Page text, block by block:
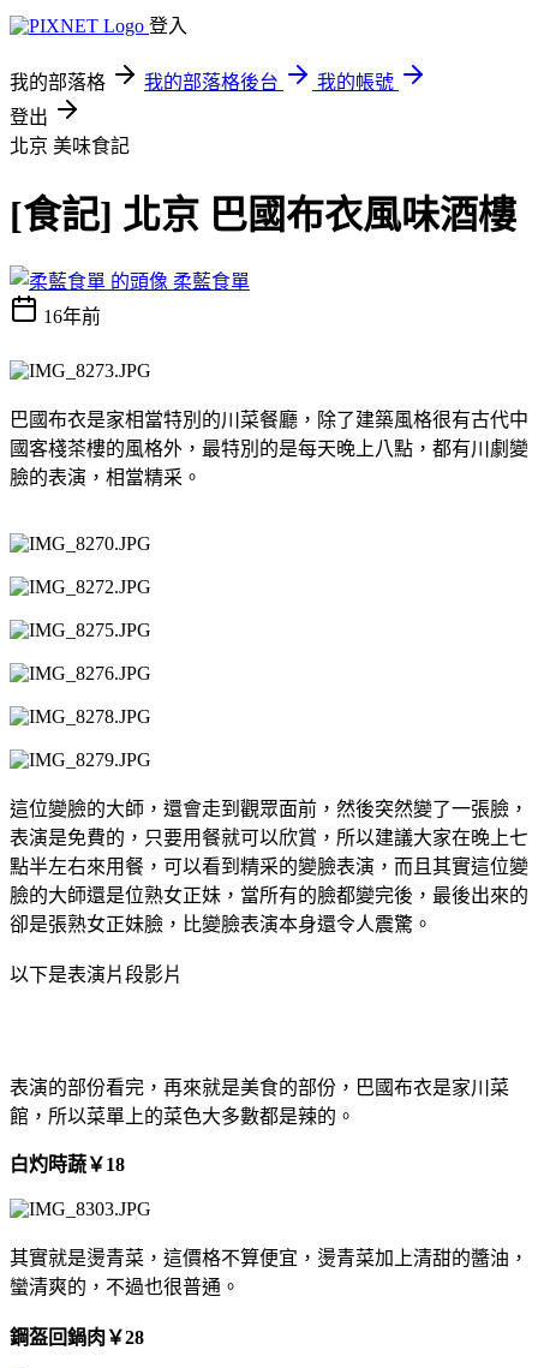
登入
我的部落格 我的部落格後台
我的帳號
登出
北京 美味食記
[食記] 北京 巴國布衣風味酒樓
柔藍食單
16年前
巴國布衣是家相當特別的川菜餐廳，除了建築風格很有古代中
國客棧茶樓的風格外，最特別的是每天晚上八點，都有川劇變
臉的表演，相當精采。
這位變臉的大師，還會走到觀眾面前，然後突然變了一張臉，
表演是免費的，只要用餐就可以欣賞，所以建議大家在晚上七
點半左右來用餐，可以看到精采的變臉表演，而且其實這位變
臉的大師還是位熟女正妹，當所有的臉都變完後，最後出來的
卻是張熟女正妹臉，比變臉表演本身還令人震驚。
以下是表演片段影片
表演的部份看完，再來就是美食的部份，巴國布衣是家川菜
館，所以菜單上的菜色大多數都是辣的。
白灼時蔬￥18
其實就是燙青菜，這價格不算便宜，燙青菜加上清甜的醬油，
蠻清爽的，不過也很普通。
鋼盔回鍋肉 ￥28